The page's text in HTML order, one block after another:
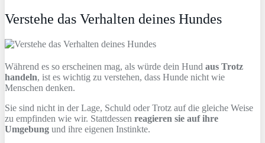
Verstehe das Verhalten deines Hundes
Während es so erscheinen mag, als würde dein Hund aus Trotz
handeln, ist es wichtig zu verstehen, dass Hunde nicht wie
Menschen denken.
Sie sind nicht in der Lage, Schuld oder Trotz auf die gleiche Weise
zu empfinden wie wir. Stattdessen reagieren sie auf ihre
Umgebung und ihre eigenen Instinkte.